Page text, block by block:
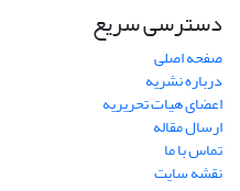
دسترسی سریع
صفحه اصلی
درباره نشریه
اعضای هیات تحریریه
ارسال مقاله
تماس با ما
نقشه سایت